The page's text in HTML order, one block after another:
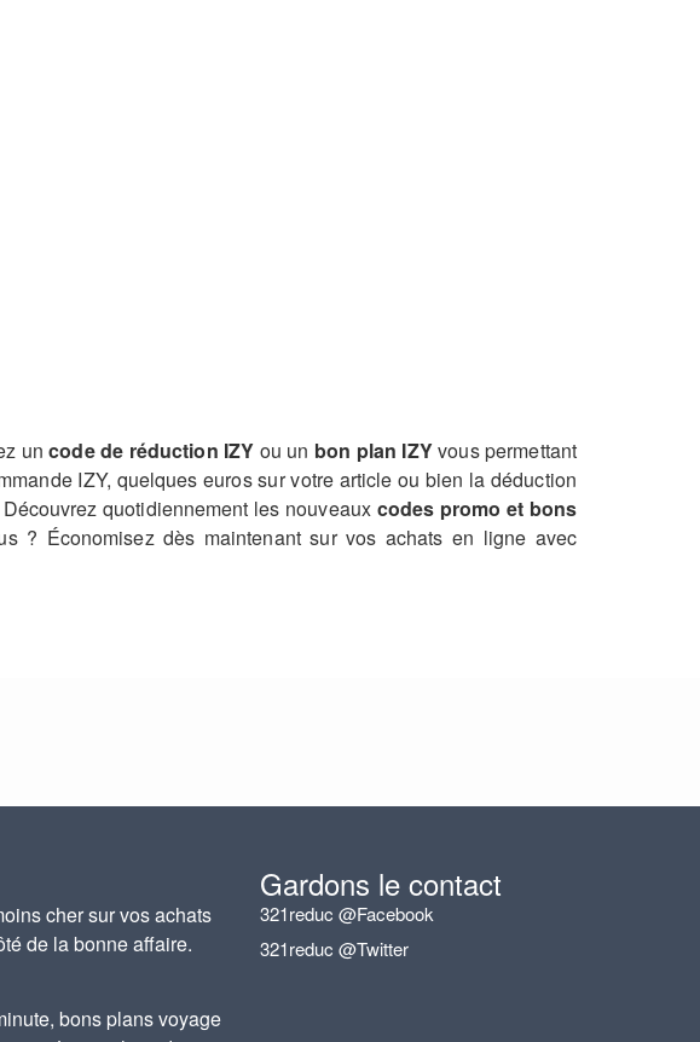
uncode de réduction IZY ou un bon plan IZYvous permettant
IZY, quelques euros sur votre article ou bien la déduction
quotidiennement les nouveaux codes promo et bons
? Économisez dès maintenant sur vos achats en ligne avec
cher sur vos achats
de la bonne affaire.
bons plans voyage
Gardons le contact
321reduc @Facebook
321reduc @Twitter